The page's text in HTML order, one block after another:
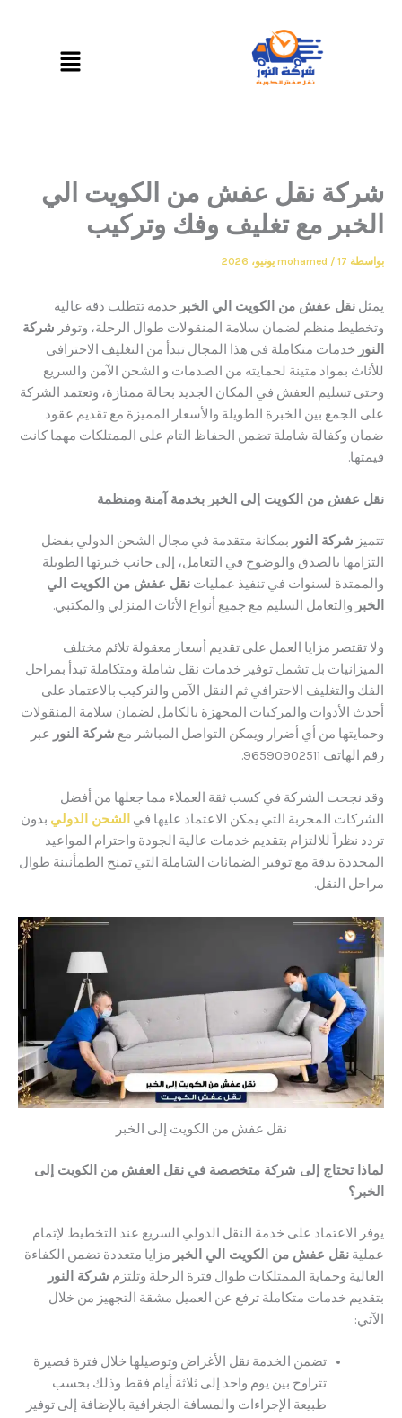
القائمة
نقل عفش من الكويت الي
مع تغليف وفك وتركيب
mohamed /
نقل عفش من الكويت الي الخبرخدمة تتطلب دقة عالية
منظم لضمان سلامة المنقولات طوال الرحلة، وتوفرشركة
متكاملة في هذا المجال تبدأ من التغليف الاحترافي
بمواد متينة لحمايته من الصدمات و الشحن الآمن والسريع
العفش في المكان الجديد بحالة ممتازة، وتعتمد الشركة
بين الخبرة الطويلة والأسعار المميزة مع تقديم عقود
شاملة تضمن الحفاظ التام على الممتلكات مهما كانت
من الكويت إلى الخبر بخدمة آمنة ومنظمة
شركة النوربمكانة متقدمة في مجال الشحن الدولي بفضل
بالصدق والوضوح في التعامل، إلى جانب خبرتها الطويلة
لسنوات في تنفيذ عمليات نقل عفش من الكويت الي
والتعامل السليم مع جميع أنواع الأثاث المنزلي والمكتبي.
مزايا العمل على تقديم أسعار معقولة تلائم مختلف
بل تشمل توفير خدمات نقل شاملة ومتكاملة تبدأ بمراحل
الاحترافي ثم النقل الآمن والتركيب بالاعتماد على
والمركبات المجهزة بالكامل لضمان سلامة المنقولات
من أي أضرار ويمكن التواصل المباشر معشركة النورعبر
الشركة في كسب ثقة العملاء مما جعلها من أفضل
المجربة التي يمكن الاعتماد عليها فيالشحن الدوليبدون
للالتزام بتقديم خدمات عالية الجودة واحترام المواعيد
بدقة مع توفير الضمانات الشاملة التي تمنح الطمأنينة طوال
النقل.
نقل عفش من الكويت إلى الخبر
تحتاج إلى شركة متخصصة في نقل العفش من الكويت إلى
على خدمة النقل الدولي السريع عند التخطيط لإتمام
نقل عفش من الكويت الي الخبرمزايا متعددة تضمن الكفاءة
وحماية الممتلكات طوال فترة الرحلة وتلتزمشركة النور
خدمات متكاملة ترفع عن العميل مشقة التجهيز من خلال
تضمن الخدمة نقل الأغراض وتوصيلها خلال فترة قصيرة
تتراوح بين يوم واحد إلى ثلاثة أيام فقط وذلك بحسب
طبيعة الإجراءات والمسافة الجغرافية بالإضافة إلى توفير